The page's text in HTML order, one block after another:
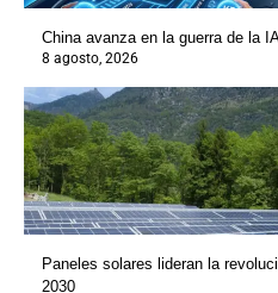
China avanza en la guerra de la
8 agosto, 2026
Paneles solares lideran la
2030